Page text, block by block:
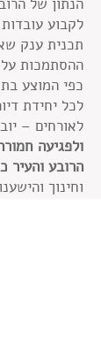
לקבוע
תכנית ענק
ההסתמכות
כפי המוצע
לכל יחידת
לאורחים –
ולפגיעה
הרובע והעיר
וחינוך